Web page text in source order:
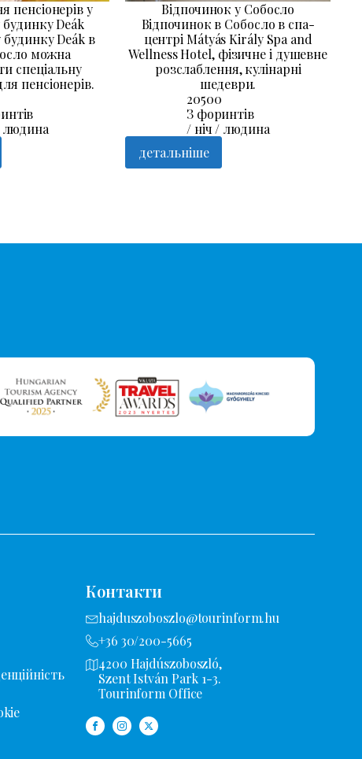
пенсіонерів у
Deák
Deák в
можна
спеціальну
пенсіонерів.
людина
Відпочинок у Собосло
Відпочинок в Собосло в спа-
центрі Mátyás Király Spa and
Wellness Hotel, фізичне і душевне
розслаблення, кулінарні
шедеври.
20500
З форинтів
/ ніч / людина
детальніше
Контакти
hajduszoboszlo@tourinform.hu
+36 30/200-5665
4200 Hajdúszoboszló,
Szent István Park 1-3.
Tourinform Office